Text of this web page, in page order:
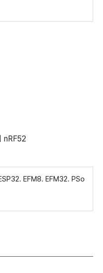
nRF52
EFM8. EFM32. PSo